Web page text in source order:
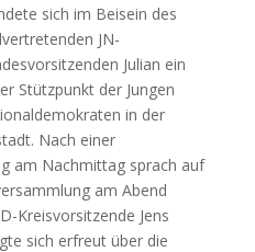
sich im Beisein des
JN-
Julian ein
Stützpunkt der Jungen
in der
Nach einer
am Nachmittag sprach auf
am Abend
Kreisvorsitzende Jens
sich erfreut über die